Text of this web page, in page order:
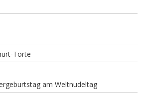
Torte
am Weltnudeltag